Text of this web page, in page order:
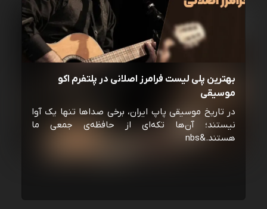
بهترین پلی لیست فرامرز اصلانی در پلتفرم اکو
موسیقی
در تاریخ موسیقی پاپ ایران، برخی صداها تنها یک آوا
نیستند؛ آن‌ها تکه‌ای از حافظه‌ی جمعی ما
هستند.&nbs